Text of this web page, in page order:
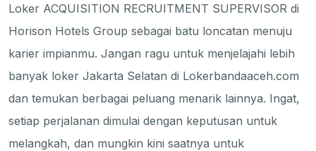
Loker ACQUISITION RECRUITMENT SUPERVISOR di
Horison Hotels Group sebagai batu loncatan menuju
karier impianmu. Jangan ragu untuk menjelajahi lebih
banyak loker Jakarta Selatan di Lokerbandaaceh.com
dan temukan berbagai peluang menarik lainnya. Ingat,
setiap perjalanan dimulai dengan keputusan untuk
melangkah, dan mungkin kini saatnya untuk